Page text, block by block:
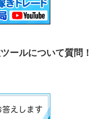
ールについて質問！